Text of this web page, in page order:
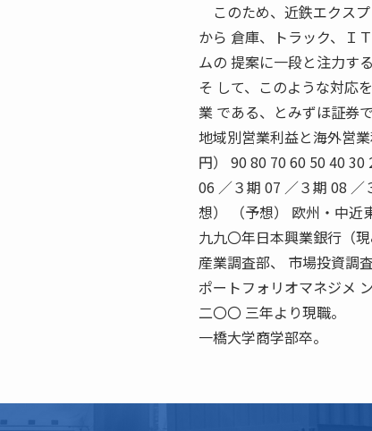
このため、近鉄エクス
から 倉庫、トラック、Ｉ
ムの 提案に一段と注力す
そ して、このような対応
業 である、とみずほ証券
地域別営業利益と海外営
円） 90 80 70 60 50 40
06 ／３期 07 ／３期 08
想） （予想） 欧州・中
九九〇年日本興業銀行（
産業調査部、 市場投資調
ポートフォリオマネジメ
二〇〇 三年より現職。
一橋大学商学部卒。